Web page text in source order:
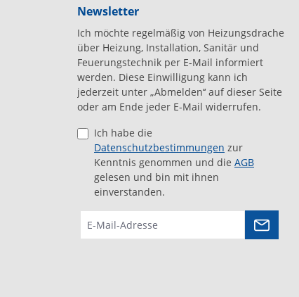
Newsletter
Ich möchte regelmäßig von Heizungsdrache
über Heizung, Installation, Sanitär und
Feuerungstechnik per E-Mail informiert
werden. Diese Einwilligung kann ich
jederzeit unter „Abmelden‘‘ auf dieser Seite
oder am Ende jeder E-Mail widerrufen.
Ich habe die
Datenschutzbestimmungen zur
Kenntnis genommen und die AGB
gelesen und bin mit ihnen
einverstanden.